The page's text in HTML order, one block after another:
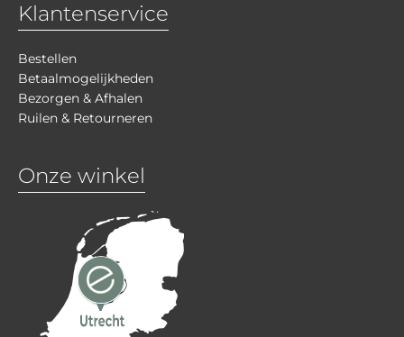
Klantenservice
Bestellen
Betaalmogelijkheden
Bezorgen & Afhalen
Ruilen & Retourneren
Onze winkel